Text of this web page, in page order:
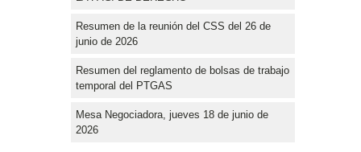
Resumen de la reunión del CSS del 26 de
junio de 2026
Resumen del reglamento de bolsas de trabajo
temporal del PTGAS
Mesa Negociadora, jueves 18 de junio de
2026